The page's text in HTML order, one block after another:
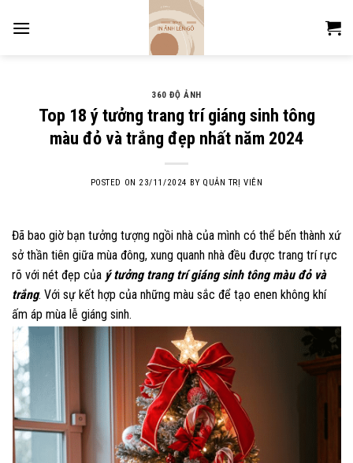
360 ĐỘ ẢNH
Top 18 ý tưởng trang trí giáng sinh tông
màu đỏ và trắng đẹp nhất năm 2024
POSTED ON 23/11/2024 BY QUẢN TRỊ VIÊN
Đã bao giờ bạn tưởng tượng ngồi nhà của mình có thể bến thành xứ
sở thần tiên giữa mùa đông, xung quanh nhà đều được trang trí rực
rõ với nét đẹp của ý tưởngtrang trí giáng sinh tông màu đỏ và
trắng. Với sự kết hợp của những màu sắc để tạo enen không khí
ấm áp mùa lễ giáng sinh.